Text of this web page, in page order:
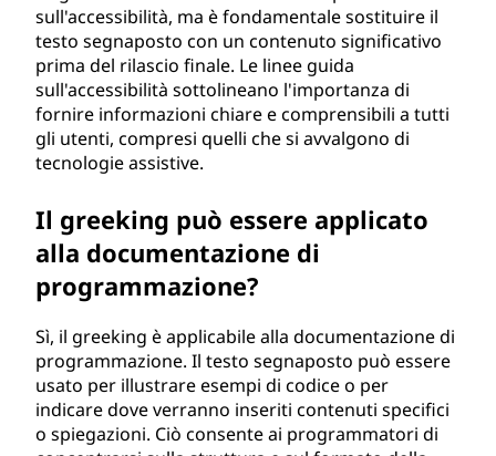
sull'accessibilità, ma è fondamentale sostituire il
testo segnaposto con un contenuto significativo
prima del rilascio finale. Le linee guida
sull'accessibilità sottolineano l'importanza di
fornire informazioni chiare e comprensibili a tutti
gli utenti, compresi quelli che si avvalgono di
tecnologie assistive.
Il greeking può essere applicato
alla documentazione di
programmazione?
Sì, il greeking è applicabile alla documentazione di
programmazione. Il testo segnaposto può essere
usato per illustrare esempi di codice o per
indicare dove verranno inseriti contenuti specifici
o spiegazioni. Ciò consente ai programmatori di